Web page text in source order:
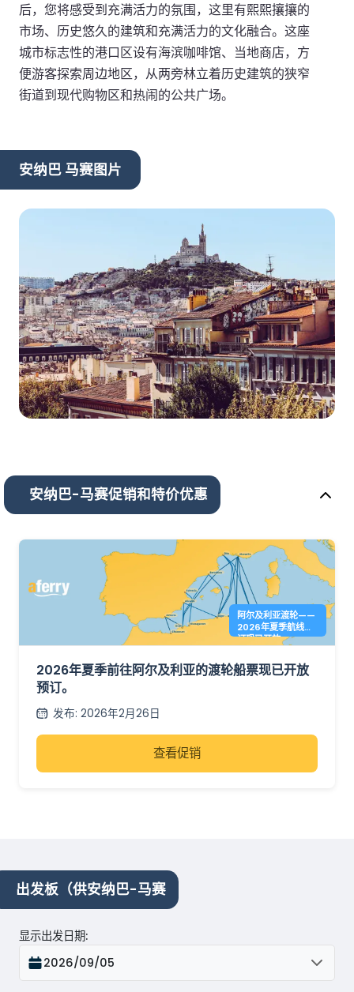
后，您将感受到充满活力的氛围，这里有熙熙攘攘的
市场、历史悠久的建筑和充满活力的文化融合。这座
城市标志性的港口区设有海滨咖啡馆、当地商店，方
便游客探索周边地区，从两旁林立着历史建筑的狭窄
街道到现代购物区和热闹的公共广场。
安纳巴 马赛图片
安纳巴-马赛促销和特价优惠
阿尔及利亚渡轮——
2026年夏季航线预
订现已开放
2026年夏季前往阿尔及利亚的渡轮船票现已开放
预订。
发布: 2026年2月26日
查看促销
出发板（供安纳巴-马赛
显示出发日期:
2026/09/05